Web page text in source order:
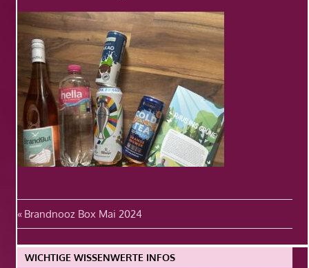
Beitragsnavigation
Vorheriger
Beitrag:
Brandnooz Box Mai 2024
WICHTIGE WISSENWERTE INFOS